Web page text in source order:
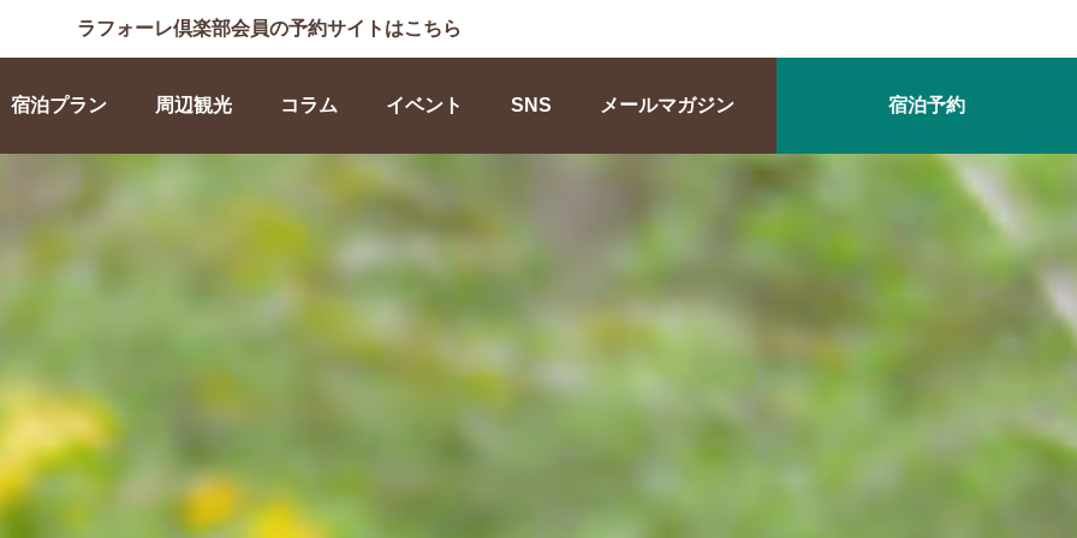
ラフォーレ倶楽部会員の予約サイトはこちら
宿泊予約
宿泊プラン 周辺観光 コラム イベント SNS メールマガジン